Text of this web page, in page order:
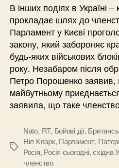
В інших подіях в Україні
прокладає шлях до
Парламент у Києві
закону, який забороняє
будь-яких військових
року. Незабаром після
Петро Порошенко заявив,
майбутньому
заявила, що таке
Позначки
Nato, RT, Бойові дії,
Ніл Кларк, Парламент,
Росія, Росія сьогодні,східна
членство